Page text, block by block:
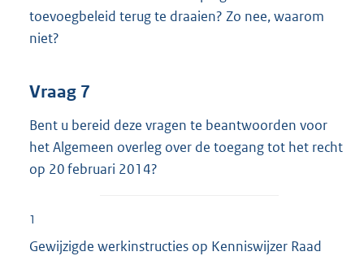
toevoegbeleid terug te draaien? Zo nee, waarom
niet?
Vraag 7
Bent u bereid deze vragen te beantwoorden voor
het Algemeen overleg over de toegang tot het recht
op 20 februari 2014?
1
Gewijzigde werkinstructies op Kenniswijzer Raad